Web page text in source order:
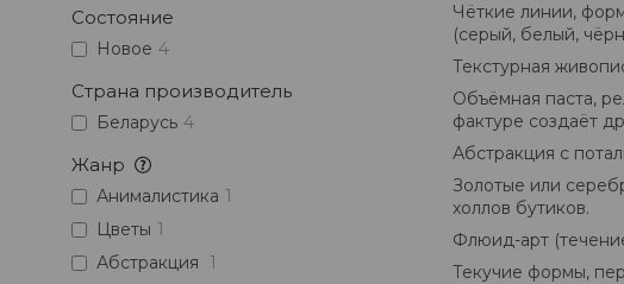
Чёткие линии,
(серый, белый,
Текстурная
Объёмная паста,
фактуре создаёт
Абстракция с
Золотые или
холлов бутиков.
Флюид-арт
Текучие формы,
Состояние
Новое 4
Страна производитель
Беларусь 4
Жанр
Анималистика 1
Цветы 1
Абстракция
1